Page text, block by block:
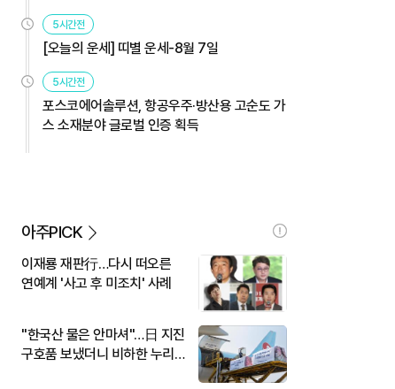
5시간전
[오늘의 운세] 띠별 운세-8월 7일
5시간전
포스코에어솔루션, 항공우주·방산용 고순도 가
스 소재분야 글로벌 인증 획득
아주PICK
이재룡 재판行…다시 떠오른
연예계 '사고 후 미조치' 사례
"한국산 물은 안마셔"…日 지진
구호품 보냈더니 비하한 누리